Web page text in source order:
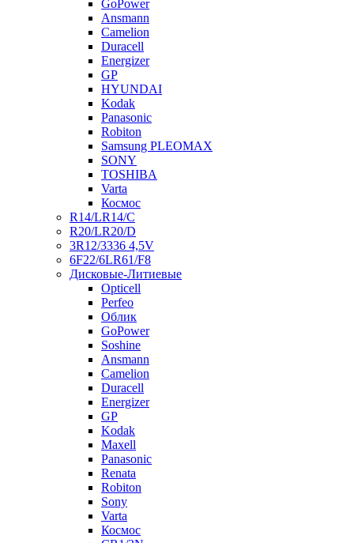
GoPower
Ansmann
Camelion
Duracell
Energizer
GP
HYUNDAI
Kodak
Panasonic
Robiton
Samsung PLEOMAX
SONY
TOSHIBA
Varta
Космос
R14/LR14/C
R20/LR20/D
3R12/3336 4,5V
6F22/6LR61/F8
Дисковые-Литиевые
Opticell
Perfeo
Облик
GoPower
Soshine
Ansmann
Camelion
Duracell
Energizer
GP
Kodak
Maxell
Panasonic
Renata
Robiton
Sony
Varta
Космос